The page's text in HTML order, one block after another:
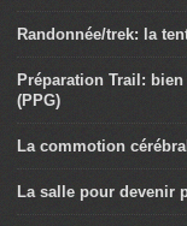
Randonnée/trek: la
Préparation Trail:
(PPG)
La commotion
La salle pour devenir